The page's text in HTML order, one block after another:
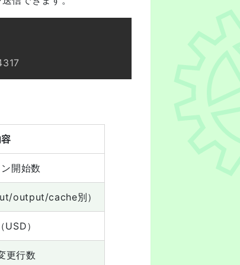
開始数
output/cache別）
USD）
更行数